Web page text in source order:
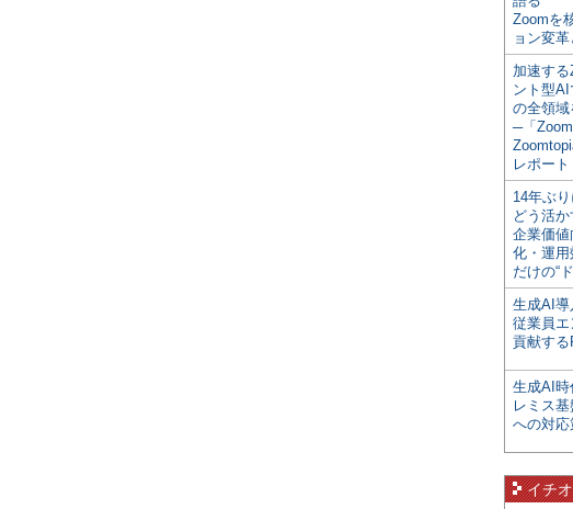
Zoomを
ョン変
加速す
ント型
の全領域
─「
レポート
14年ぶ
どう活か
企業価
化・運
だけの“
生成AI
従業員
貢献す
生成AI時
レミス
への対応
イチ